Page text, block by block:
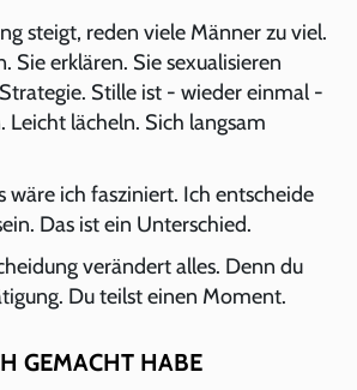
steigt, reden viele Männer zu viel.
Sie erklären. Sie sexualisieren
Stille ist - wieder einmal -
Leicht lächeln. Sich langsam
wäre ich fasziniert. Ich entscheide
Das ist ein Unterschied.
verändert alles. Denn du
Du teilst einen Moment.
GEMACHT HABE